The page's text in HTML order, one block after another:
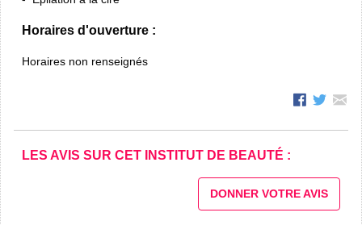
Horaires d'ouverture :
Horaires non renseignés
LES AVIS SUR CET INSTITUT DE BEAUTÉ :
DONNER VOTRE AVIS